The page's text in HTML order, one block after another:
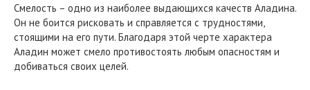
Смелость – одно из наиболее выдающихся качеств Аладина.
Он не боится рисковать и справляется с трудностями,
стоящими на его пути. Благодаря этой черте характера
Аладин может смело противостоять любым опасностям и
добиваться своих целей.